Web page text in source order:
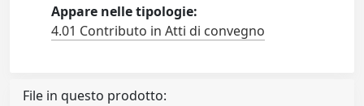
Appare nelle tipologie:
4.01 Contributo in Atti di convegno
File in questo prodotto: